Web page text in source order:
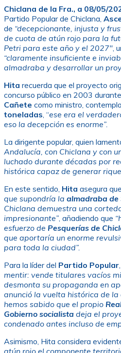
Chiclana de la Fra., a 08/05/
Partido Popular de Chiclana,
de “decepcionante, injusta y
de cuota de atún rojo para la
Petri para este año y el 2027″ ,
“claramente insuficiente e
almadraba y desarrollar un
Hita recuerda que el proyecto
concurso público en 2003
Cañete como ministro,
toneladas , “ese era el
eso la decepción es enorme”.
La dirigente popular, quien
Andalucía, con Chiclana y con
luchado durante décadas por
histórica capaz de generar
En este sentido, Hita asegura que
que supondría la almadraba de
Chiclana demuestra una
impresionante” , añadiendo que
esfuerzo de Pesquerías de
que aportaría un enorme
para toda la ciudad”.
Para la líder del Partido Popular
mentir: vende titulares vacíos
desmonta su propaganda en
anunció la vuelta histórica de
hemos sabido que el propio
Gobierno socialista deja el
condenado antes incluso de
Asimismo, Hita considera
atún rojo el componente